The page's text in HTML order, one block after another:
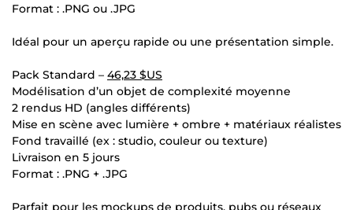
Format : .PNG ou .JPG
Idéal pour un aperçu rapide ou une présentation simple.
Pack Standard – 46,23 $US
Modélisation d’un objet de complexité moyenne
2 rendus HD (angles différents)
Mise en scène avec lumière + ombre + matériaux réalistes
Fond travaillé (ex : studio, couleur ou texture)
Livraison en 5 jours
Format : .PNG + .JPG
Parfait pour les mockups de produits, pubs ou réseaux